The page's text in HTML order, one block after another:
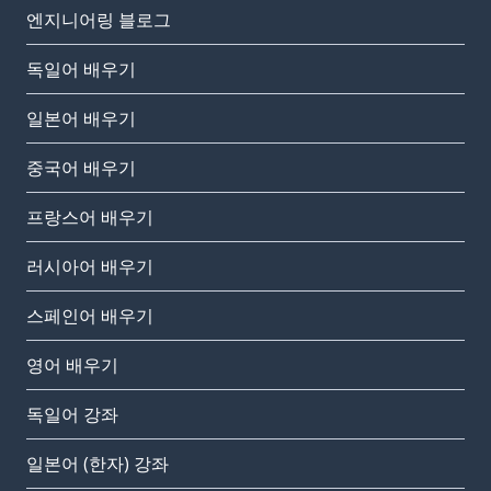
엔지니어링 블로그
독일어 배우기
일본어 배우기
중국어 배우기
프랑스어 배우기
러시아어 배우기
스페인어 배우기
영어 배우기
독일어 강좌
일본어 (한자) 강좌